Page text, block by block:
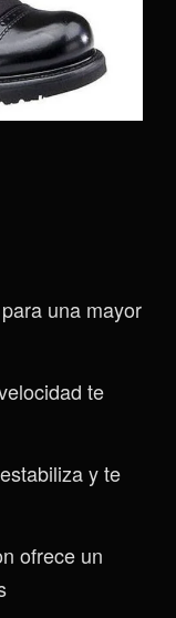
una mayor
te
y te
ofrece un